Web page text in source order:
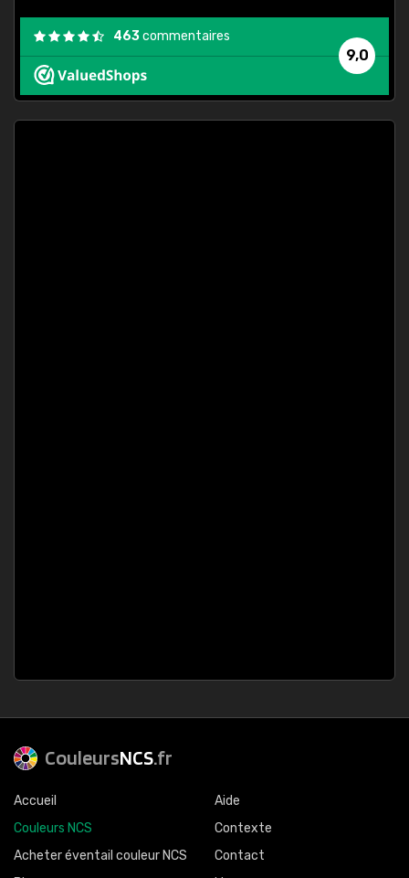
9,0
463commentaires
CouleursNCS.fr
Accueil
Couleurs NCS
Acheter éventail couleur NCS
Aide
Contexte
Contact